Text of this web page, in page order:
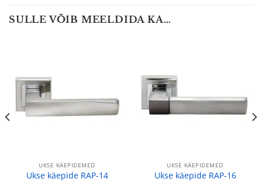
SULLE VÕIB MEELDIDA KA…
UKSE KÄEPIDEMED
Ukse käepide RAP-14
UKSE KÄEPIDEMED
Ukse käepide RAP-16